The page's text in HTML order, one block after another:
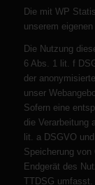
Die mit WP
unserem
Die Nutzung
6 Abs. 1 lit. f
der
unser
Sofern eine
die Verarbeitung
lit. a DSGVO
Speicherung
Endgerät des
TTDSG umfasst.